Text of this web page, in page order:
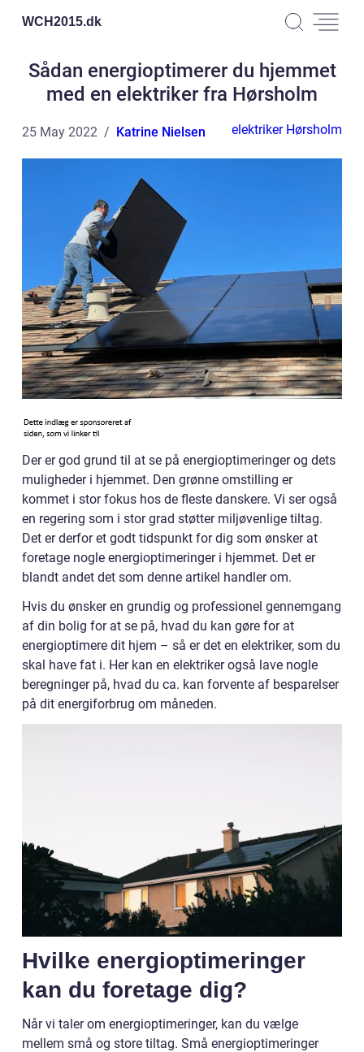
WCH2015.dk
Sådan energioptimerer du hjemmet
med en elektriker fra Hørsholm
25 May 2022 Katrine Nielsen elektriker Hørsholm
Der er god grund til at se på energioptimeringer og dets
muligheder i hjemmet. Den grønne omstilling er
kommet i stor fokus hos de fleste danskere. Vi ser også
en regering som i stor grad støtter miljøvenlige tiltag.
Det er derfor et godt tidspunkt for dig som ønsker at
foretage nogle energioptimeringer i hjemmet. Det er
blandt andet det som denne artikel handler om.
Hvis du ønsker en grundig og professionel gennemgang
af din bolig for at se på, hvad du kan gøre for at
energioptimere dit hjem – så er det en elektriker, som du
skal have fat i. Her kan en elektriker også lave nogle
beregninger på, hvad du ca. kan forvente af besparelser
på dit energiforbrug om måneden.
Hvilke energioptimeringer
kan du foretage dig?
Når vi taler om energioptimeringer, kan du vælge
mellem små og store tiltag. Små energioptimeringer